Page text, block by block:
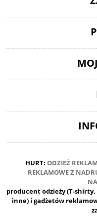
HURT: ODZIEŻ
REKLAMOWE Z
producent odzieży (T-shirty,
inne) i gadżetów